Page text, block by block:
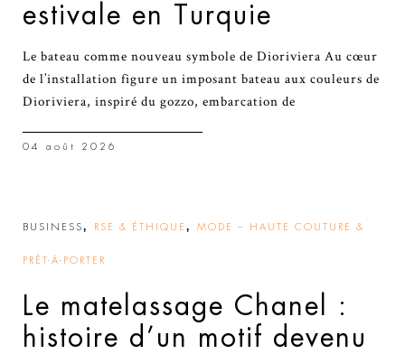
estivale en Turquie
Le bateau comme nouveau symbole de Dioriviera Au cœur
de l’installation figure un imposant bateau aux couleurs de
Dioriviera, inspiré du gozzo, embarcation de
04 août 2026
BUSINESS, RSE & ÉTHIQUE , MODE – HAUTE COUTURE &
PRÊT-À-PORTER
Le matelassage Chanel :
histoire d’un motif devenu